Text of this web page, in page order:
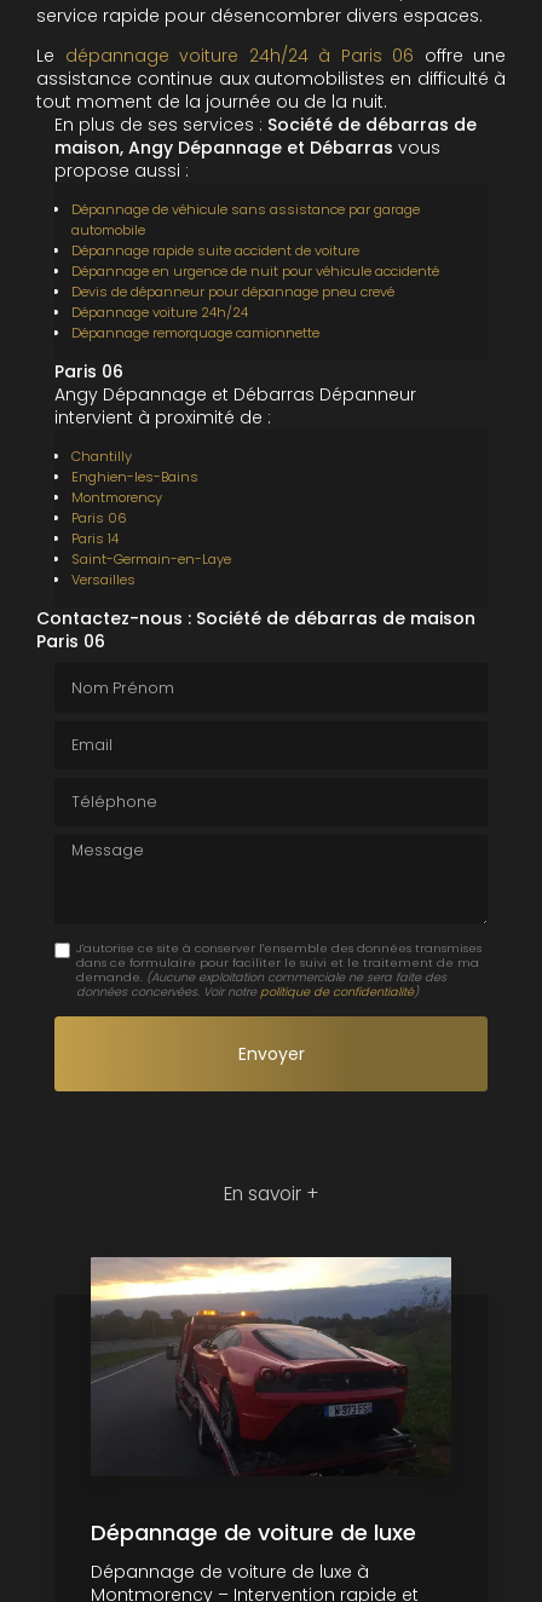
service rapide pour désencombrer divers espaces.
Le dépannage voiture 24h/24 à Paris 06 offre une
assistance continue aux automobilistes en difficulté à
tout moment de la journée ou de la nuit.
En plus de ses services : Société de débarras de
maison, Angy Dépannage et Débarras vous
propose aussi :
Dépannage de véhicule sans assistance par garage
automobile
Dépannage rapide suite accident de voiture
Dépannage en urgence de nuit pour véhicule accidenté
Devis de dépanneur pour dépannage pneu crevé
Dépannage voiture 24h/24
Dépannage remorquage camionnette
Paris 06
Angy Dépannage et Débarras Dépanneur
intervient à proximité de :
Chantilly
Enghien-les-Bains
Montmorency
Paris 06
Paris 14
Saint-Germain-en-Laye
Versailles
Contactez-nous : Société de débarras de maison
Paris 06
Message
J'autorise ce site à conserver l'ensemble des données transmises
dans ce formulaire pour faciliter le suivi et le traitement de ma
demande. (Aucune exploitation commerciale ne sera faite des
données concervées. Voir notre politique de confidentialité)
En savoir +
Dépannage de voiture de luxe
Dépannage de voiture de luxe à
Montmorency – Intervention rapide et